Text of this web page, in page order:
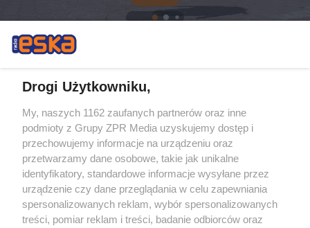
Drogi Użytkowniku,
My, naszych 1162 zaufanych partnerów oraz inne
podmioty z Grupy ZPR Media uzyskujemy dostęp i
przechowujemy informacje na urządzeniu oraz
przetwarzamy dane osobowe, takie jak unikalne
identyfikatory, standardowe informacje wysyłane przez
urządzenie czy dane przeglądania w celu zapewniania
spersonalizowanych reklam, wybór spersonalizowanych
treści, pomiar reklam i treści, badanie odbiorców oraz